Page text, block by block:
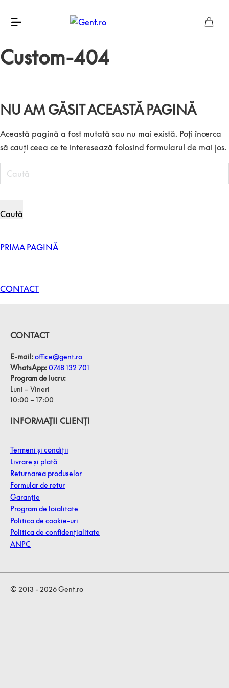
Custom-404
NU AM GĂSIT ACEASTĂ PAGINĂ
Această pagină a fost mutată sau nu mai există. Poți încerca
să cauți ceea ce te interesează folosind formularul de mai jos.
Caută
PRIMA PAGINĂ
CONTACT
CONTACT
E-mail:office@gent.ro
WhatsApp:0748 132 701
Program de lucru:
Luni – Vineri
10:00 – 17:00
INFORMAȚII CLIENȚI
Termeni și condiții
Livrare și plată
Returnarea produselor
Formular de retur
Garanție
Program de loialitate
Politica de cookie-uri
Politica de confidențialitate
ANPC
© 2013 - 2026 Gent.ro